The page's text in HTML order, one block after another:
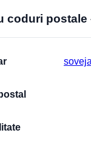
coduri postale